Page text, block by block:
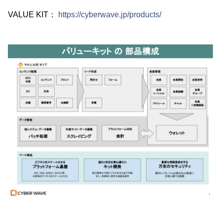
VALUE KIT： https://cyberwave.jp/products/